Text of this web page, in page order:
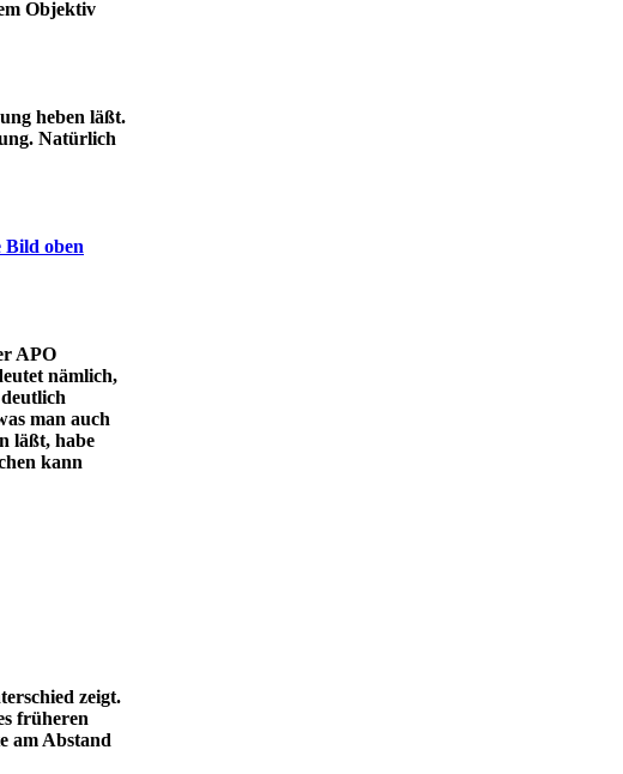
Objektiv
heben läßt.
Natürlich
Bild oben
APO
nämlich,
man auch
läßt, habe
kann
zeigt.
früheren
am Abstand